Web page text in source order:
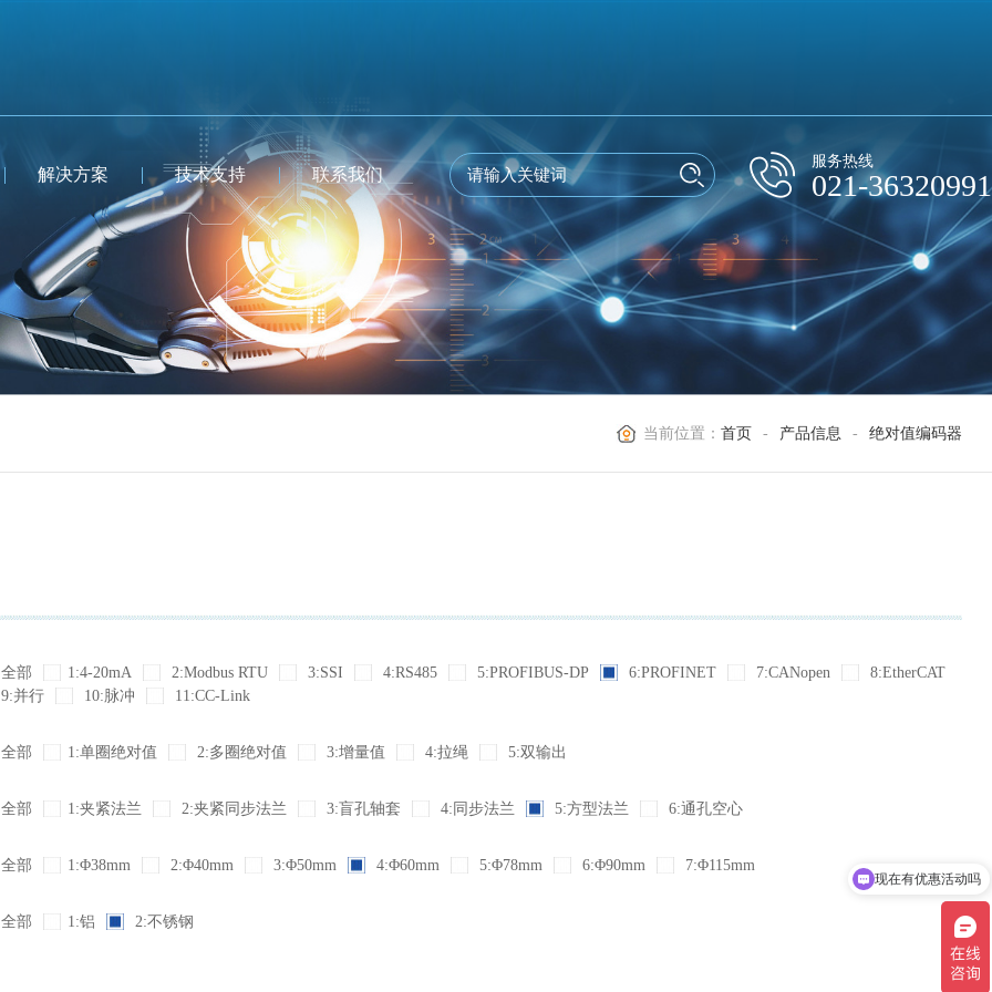
解决方案 技术支持 联系我们
服务热线
021-36320991
当前位置：首页 - 产品信息 - 绝对值编码器
全部 1:4-20mA 2:Modbus RTU 3:SSI 4:RS485 5:PROFIBUS-DP 6:PROFINET 7:CANopen
8:EtherCAT
9:并行
10:脉冲 11:CC-Link
全部 1:单圈绝对值 2:多圈绝对值 3:增量值 4:拉绳 5:双输出
全部 1:夹紧法兰 2:夹紧同步法兰 3:盲孔轴套 4:同步法兰 5:方型法兰 6:通孔空心
全部 1:Φ38mm 2:Φ40mm 3:Φ50mm 4:Φ60mm 5:Φ78mm 6:Φ90mm 7:Φ115mm
全部 1:铝 2:不锈钢
现在有优惠活动吗